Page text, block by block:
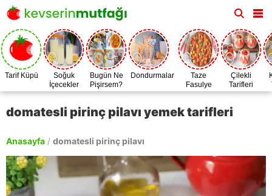
Tarif Küpü
Soğuk
İçecekler
Bugün Ne
Pişirsem?
Dondurmalar
Taze
Fasulye
Zamanı
Çilekli
Tarifleri
domatesli pirinç pilavı yemek tarifleri
Anasayfa / domatesli pirinç pilavı